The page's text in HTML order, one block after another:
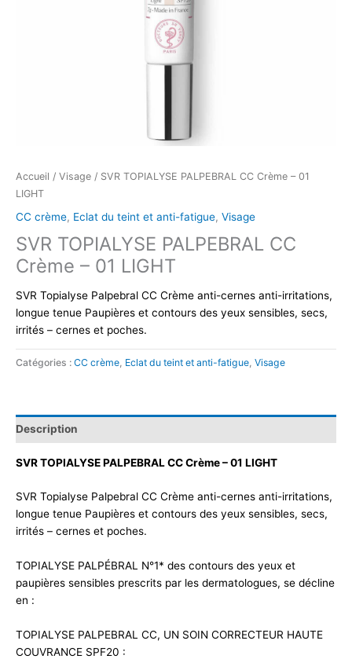
Accueil / Visage / SVR TOPIALYSE PALPEBRAL CC Crème – 01
LIGHT
CC crème, Eclat du teint et anti-fatigue, Visage
SVR TOPIALYSE PALPEBRAL CC
Crème – 01 LIGHT
SVR Topialyse Palpebral CC Crème anti-cernes anti-irritations,
longue tenue Paupières et contours des yeux sensibles, secs,
irrités – cernes et poches.
Catégories : CC crème, Eclat du teint et anti-fatigue, Visage
Description
SVR TOPIALYSE PALPEBRAL CC Crème – 01 LIGHT
SVR Topialyse Palpebral CC Crème anti-cernes anti-irritations,
longue tenue Paupières et contours des yeux sensibles, secs,
irrités – cernes et poches.
TOPIALYSE PALPÉBRAL N°1* des contours des yeux et
paupières sensibles prescrits par les dermatologues, se décline
en :
TOPIALYSE PALPEBRAL CC, UN SOIN CORRECTEUR HAUTE
COUVRANCE SPF20 :